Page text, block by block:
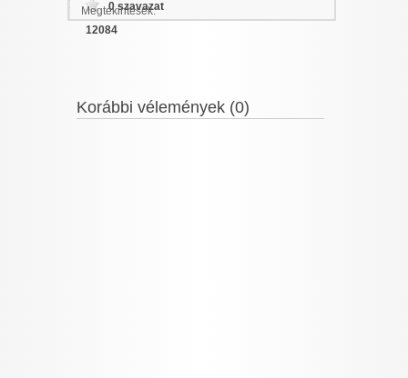
0 szavazat
Megtekintések:
12084
Korábbi vélemények (0)